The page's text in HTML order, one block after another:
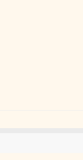
的可以点叉叉～～